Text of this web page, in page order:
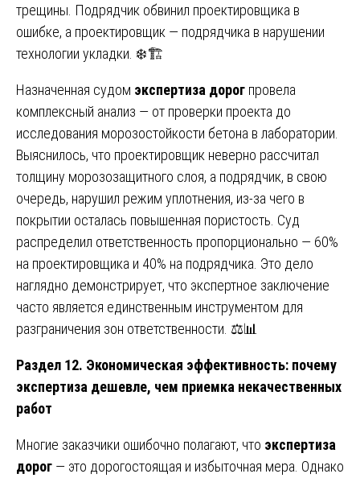
трещины. Подрядчик обвинил проектировщика в
ошибке, а проектировщик — подрядчика в нарушении
технологии укладки. ❄️🏗️
Назначенная судом экспертиза дорог провела
комплексный анализ — от проверки проекта до
исследования морозостойкости бетона в лаборатории.
Выяснилось, что проектировщик неверно рассчитал
толщину морозозащитного слоя, а подрядчик, в свою
очередь, нарушил режим уплотнения, из-за чего в
покрытии осталась повышенная пористость. Суд
распределил ответственность пропорционально — 60%
на проектировщика и 40% на подрядчика. Это дело
наглядно демонстрирует, что экспертное заключение
часто является единственным инструментом для
разграничения зон ответственности. ⚖️📊
Раздел 12. Экономическая эффективность: почему
экспертиза дешевле, чем приемка некачественных
работ
Многие заказчики ошибочно полагают, что экспертиза
дорог — это дорогостоящая и избыточная мера. Однако